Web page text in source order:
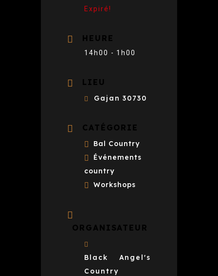
Expiré!
HEURE
14h00 - 1h00
LIEU
Gajan 30730
CATÉGORIE
Bal Country
Événements
country
Workshops
ORGANISATEUR
Black Angel's
Country